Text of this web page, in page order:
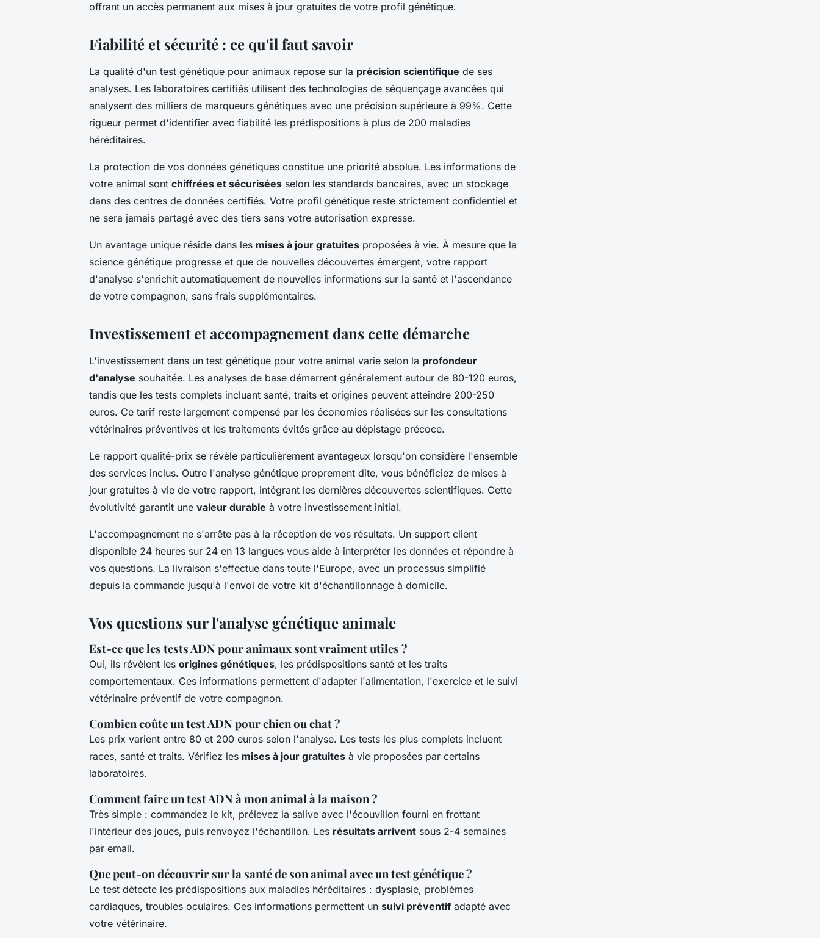
offrant un accès permanent aux mises à jour gratuites de votre profil génétique.
Fiabilité et sécurité : ce qu'il faut savoir
La qualité d'un test génétique pour animaux repose sur la précision scientifique de ses
analyses. Les laboratoires certifiés utilisent des technologies de séquençage avancées qui
analysent des milliers de marqueurs génétiques avec une précision supérieure à 99%. Cette
rigueur permet d'identifier avec fiabilité les prédispositions à plus de 200 maladies
héréditaires.
La protection de vos données génétiques constitue une priorité absolue. Les informations de
votre animal sont chiffrées et sécurisées selon les standards bancaires, avec un stockage
dans des centres de données certifiés. Votre profil génétique reste strictement confidentiel et
ne sera jamais partagé avec des tiers sans votre autorisation expresse.
Un avantage unique réside dans les mises à jour gratuites proposées à vie. À mesure que la
science génétique progresse et que de nouvelles découvertes émergent, votre rapport
d'analyse s'enrichit automatiquement de nouvelles informations sur la santé et l'ascendance
de votre compagnon, sans frais supplémentaires.
Investissement et accompagnement dans cette démarche
L'investissement dans un test génétique pour votre animal varie selon la profondeur
d'analyse souhaitée. Les analyses de base démarrent généralement autour de 80-120 euros,
tandis que les tests complets incluant santé, traits et origines peuvent atteindre 200-250
euros. Ce tarif reste largement compensé par les économies réalisées sur les consultations
vétérinaires préventives et les traitements évités grâce au dépistage précoce.
Le rapport qualité-prix se révèle particulièrement avantageux lorsqu'on considère l'ensemble
des services inclus. Outre l'analyse génétique proprement dite, vous bénéficiez de mises à
jour gratuites à vie de votre rapport, intégrant les dernières découvertes scientifiques. Cette
évolutivité garantit une valeur durable à votre investissement initial.
L'accompagnement ne s'arrête pas à la réception de vos résultats. Un support client
disponible 24 heures sur 24 en 13 langues vous aide à interpréter les données et répondre à
vos questions. La livraison s'effectue dans toute l'Europe, avec un processus simplifié
depuis la commande jusqu'à l'envoi de votre kit d'échantillonnage à domicile.
Vos questions sur l'analyse génétique animale
Est-ce que les tests ADN pour animaux sont vraiment utiles ?
Oui, ils révèlent les origines génétiques, les prédispositions santé et les traits
comportementaux. Ces informations permettent d'adapter l'alimentation, l'exercice et le suivi
vétérinaire préventif de votre compagnon.
Combien coûte un test ADN pour chien ou chat ?
Les prix varient entre 80 et 200 euros selon l'analyse. Les tests les plus complets incluent
races, santé et traits. Vérifiez les mises à jour gratuites à vie proposées par certains
laboratoires.
Comment faire un test ADN à mon animal à la maison ?
Très simple : commandez le kit, prélevez la salive avec l'écouvillon fourni en frottant
l'intérieur des joues, puis renvoyez l'échantillon. Les résultats arrivent sous 2-4 semaines
par email.
Que peut-on découvrir sur la santé de son animal avec un test génétique ?
Le test détecte les prédispositions aux maladies héréditaires : dysplasie, problèmes
cardiaques, troubles oculaires. Ces informations permettent un suivi préventif adapté avec
votre vétérinaire.